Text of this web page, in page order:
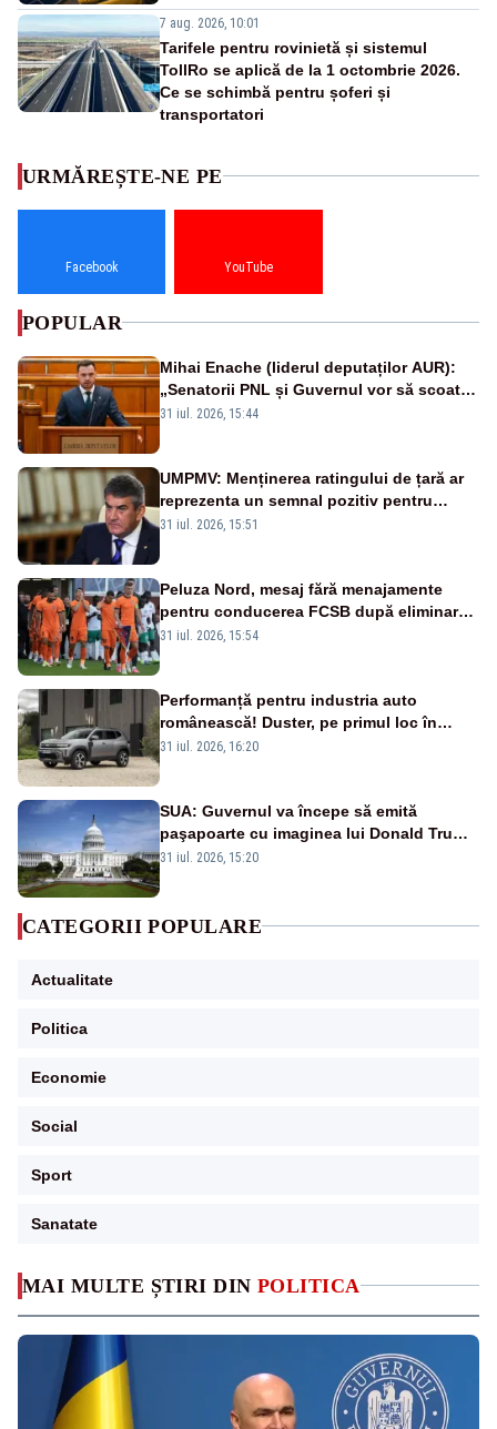
7 aug. 2026, 10:01
Tarifele pentru rovinietă și sistemul
TollRo se aplică de la 1 octombrie 2026.
Ce se schimbă pentru șoferi și
transportatori
MAI MULTE ȘTIRI DIN POLITICA
URMĂREȘTE-NE PE
Facebook YouTube
POPULAR
Mihai Enache (liderul deputaților AUR):
„Senatorii PNL și Guvernul vor să scoată
la vânzare bunuri publice pentru a stinge
31 iul. 2026, 15:44
UMPMV: Menținerea ratingului de țară ar
reprezenta un semnal pozitiv pentru
România. Autoritățile trebuie să continue
31 iul. 2026, 15:51
Peluza Nord, mesaj fără menajamente
pentru conducerea FCSB după eliminarea
rușinoasă din Conference League
31 iul. 2026, 15:54
Performanță pentru industria auto
românească! Duster, pe primul loc în
topul vânzărilor din Ucraina
31 iul. 2026, 16:20
SUA: Guvernul va începe să emită
paşapoarte cu imaginea lui Donald Trump
începând cu 8 august
31 iul. 2026, 15:20
CATEGORII POPULARE
Actualitate
Politica
Economie
Social
Sport
Sanatate